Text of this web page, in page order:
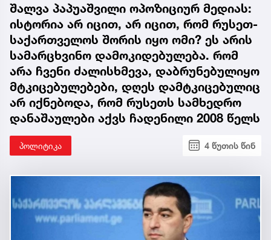
შალვა პაპუაშვილი ოპოზიციურ მედიას:
ისტორია არ იცით, არ იცით, რომ რუსეთ-
საქართველოს შორის იყო ომი? ეს არის
სამარცხვინო დამოკიდებულება. რომ
არა ჩვენი ძალისხმევა, დაბრუნებულიყო
მტკიცებულებები, დღეს დამტკიცებულიც
არ იქნებოდა, რომ რუსეთს სამხედრო
დანაშაულები აქვს ჩადენილი 2008 წელს
პოლიტიკა 4 წუთის წინ